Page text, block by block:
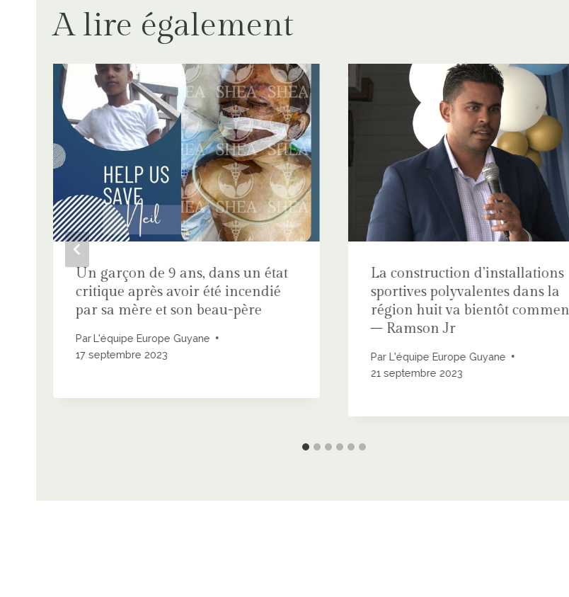
A lire également
Un garçon de 9 ans, dans un état
critique après avoir été incendié
par sa mère et son beau-père
ParL'équipe Europe Guyane
17 septembre 2023
La construction d’installations
sportives polyvalentes dans la
région huit va bientôt
– Ramson Jr
Par L'équipe Europe Guyane
21 septembre 2023